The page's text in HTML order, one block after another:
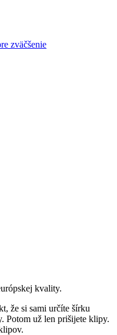
zväčšenie
kvality.
že si sami určíte šírku
Potom už len prišijete klipy.